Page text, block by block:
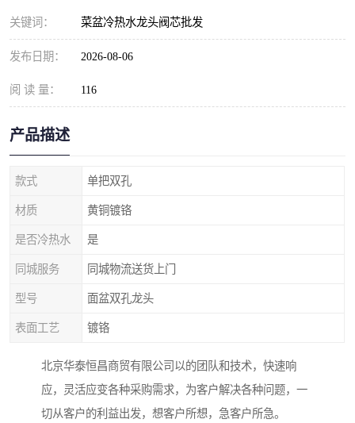
关键词： 菜盆冷热水龙头阀芯批发
发布日期： 2026-08-06
阅 读 量： 116
产品描述
款式 单把双孔
材质 黄铜镀铬
是否冷热水 是
同城服务 同城物流送货上门
型号 面盆双孔龙头
表面工艺 镀铬
北京华泰恒昌商贸有限公司以的团队和技术，快速响
应，灵活应变各种采购需求，为客户解决各种问题，一
切从客户的利益出发，想客户所想，急客户所急。